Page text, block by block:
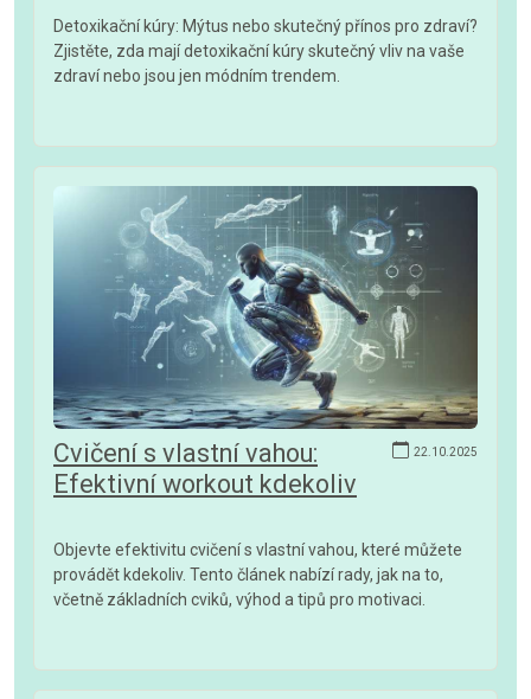
Detoxikační kúry: Mýtus nebo skutečný přínos pro zdraví?
Zjistěte, zda mají detoxikační kúry skutečný vliv na vaše
zdraví nebo jsou jen módním trendem.
22.10.2025
Cvičení s vlastní vahou:
Efektivní workout kdekoliv
Objevte efektivitu cvičení s vlastní vahou, které můžete
provádět kdekoliv. Tento článek nabízí rady, jak na to,
včetně základních cviků, výhod a tipů pro motivaci.